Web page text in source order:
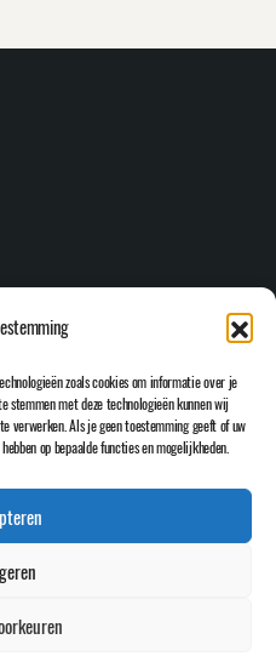
zoals cookies om informatie over je
stemmen met deze technologieën kunnen wij
verwerken. Als je geen toestemming geeft of uw
op bepaalde functies en mogelijkheden.